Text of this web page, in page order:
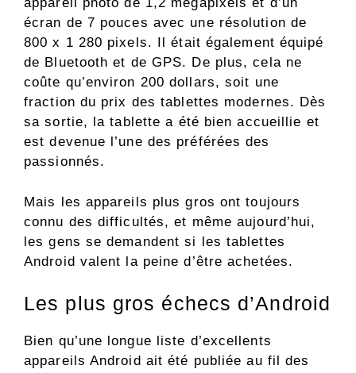
appareil photo de 1,2 mégapixels et d’un
écran de 7 pouces avec une résolution de
800 x 1 280 pixels. Il était également équipé
de Bluetooth et de GPS. De plus, cela ne
coûte qu’environ 200 dollars, soit une
fraction du prix des tablettes modernes. Dès
sa sortie, la tablette a été bien accueillie et
est devenue l’une des préférées des
passionnés.
Mais les appareils plus gros ont toujours
connu des difficultés, et même aujourd’hui,
les gens se demandent si les tablettes
Android valent la peine d’être achetées.
Les plus gros échecs d’Android
Bien qu’une longue liste d’excellents
appareils Android ait été publiée au fil des